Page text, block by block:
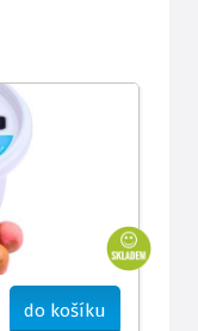
do košíku